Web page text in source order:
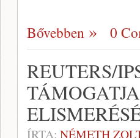
Bővebben 0
REUTERS/
ÍRTA: NÉMETH